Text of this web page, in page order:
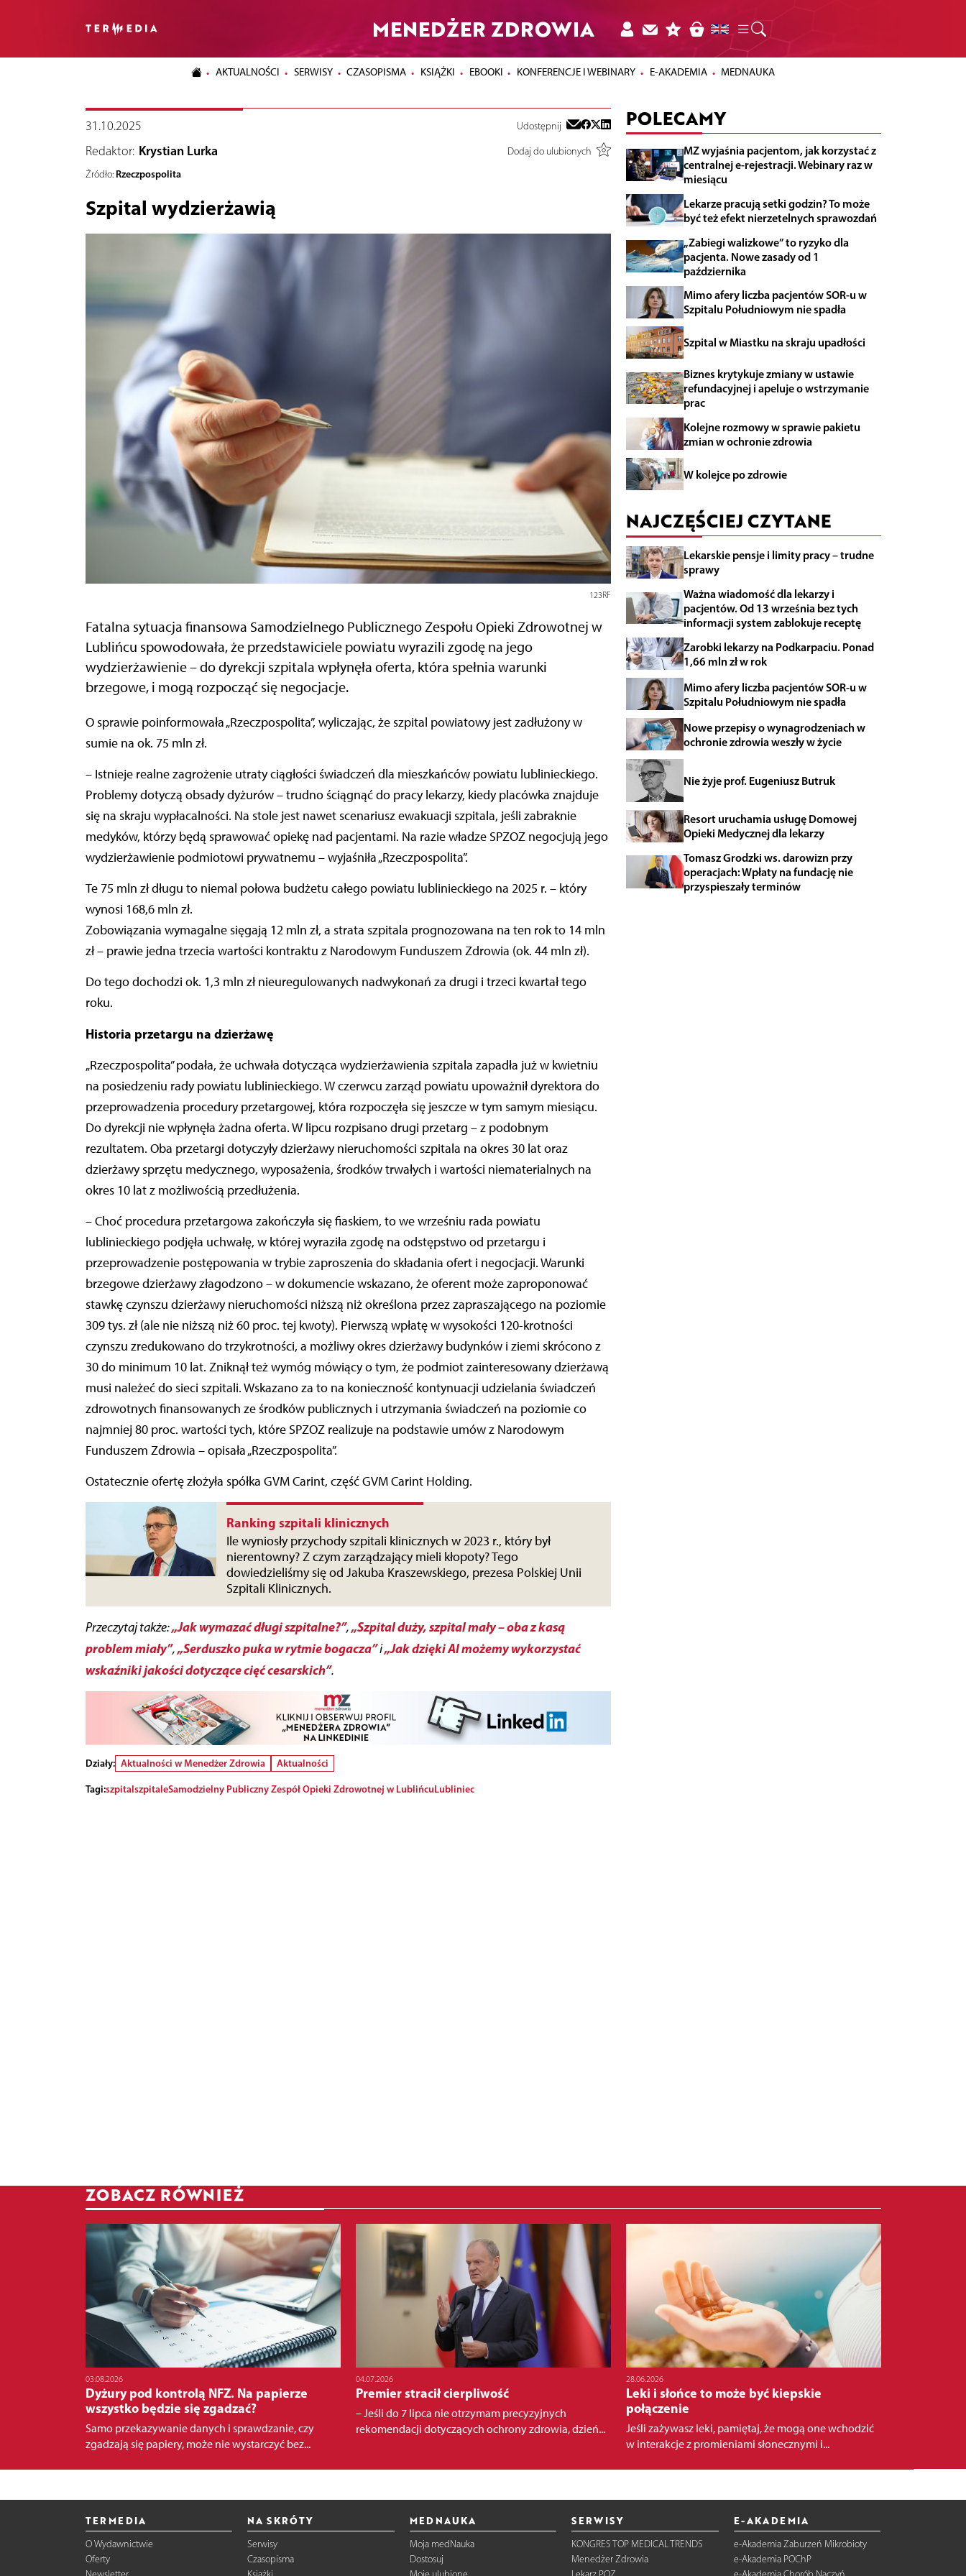
MENEDŻER ZDROWIA
AKTUALNOŚCI SERWISY CZASOPISMA KSIĄŻKI EBOOKI KONFERENCJE I WEBINARY E-AKADEMIA MEDNAUKA
31.10.2025 Udostępnij
Redaktor: Krystian Lurka
Dodaj do ulubionych
Źródło: Rzeczpospolita
Szpital wydzierżawią
123RF
Fatalna sytuacja finansowa Samodzielnego Publicznego Zespołu Opieki Zdrowotnej w
Lublińcu spowodowała, że przedstawiciele powiatu wyrazili zgodę na jego
wydzierżawienie – do dyrekcji szpitala wpłynęła oferta, która spełnia warunki
brzegowe, i mogą rozpocząć się negocjacje.
O sprawie poinformowała „Rzeczpospolita”, wyliczając, że szpital powiatowy jest zadłużony w
sumie na ok. 75 mln zł.
– Istnieje realne zagrożenie utraty ciągłości świadczeń dla mieszkańców powiatu lublinieckiego.
Problemy dotyczą obsady dyżurów – trudno ściągnąć do pracy lekarzy, kiedy placówka znajduje
się na skraju wypłacalności. Na stole jest nawet scenariusz ewakuacji szpitala, jeśli zabraknie
medyków, którzy będą sprawować opiekę nad pacjentami. Na razie władze SPZOZ negocjują jego
wydzierżawienie podmiotowi prywatnemu – wyjaśniła „Rzeczpospolita”.
Te 75 mln zł długu to niemal połowa budżetu całego powiatu lublinieckiego na 2025 r. – który
wynosi 168,6 mln zł.
Zobowiązania wymagalne sięgają 12 mln zł, a strata szpitala prognozowana na ten rok to 14 mln
zł – prawie jedna trzecia wartości kontraktu z Narodowym Funduszem Zdrowia (ok. 44 mln zł).
Do tego dochodzi ok. 1,3 mln zł nieuregulowanych nadwykonań za drugi i trzeci kwartał tego
roku.
Historia przetargu na dzierżawę
„Rzeczpospolita” podała, że uchwała dotycząca wydzierżawienia szpitala zapadła już w kwietniu
na posiedzeniu rady powiatu lublinieckiego. W czerwcu zarząd powiatu upoważnił dyrektora do
przeprowadzenia procedury przetargowej, która rozpoczęła się jeszcze w tym samym miesiącu.
Do dyrekcji nie wpłynęła żadna oferta. W lipcu rozpisano drugi przetarg – z podobnym
rezultatem. Oba przetargi dotyczyły dzierżawy nieruchomości szpitala na okres 30 lat oraz
dzierżawy sprzętu medycznego, wyposażenia, środków trwałych i wartości niematerialnych na
okres 10 lat z możliwością przedłużenia.
– Choć procedura przetargowa zakończyła się fiaskiem, to we wrześniu rada powiatu
lublinieckiego podjęła uchwałę, w której wyraziła zgodę na odstępstwo od przetargu i
przeprowadzenie postępowania w trybie zaproszenia do składania ofert i negocjacji. Warunki
brzegowe dzierżawy złagodzono – w dokumencie wskazano, że oferent może zaproponować
stawkę czynszu dzierżawy nieruchomości niższą niż określona przez zapraszającego na poziomie
309 tys. zł (ale nie niższą niż 60 proc. tej kwoty). Pierwszą wpłatę w wysokości 120-krotności
czynszu zredukowano do trzykrotności, a możliwy okres dzierżawy budynków i ziemi skrócono z
30 do minimum 10 lat. Zniknął też wymóg mówiący o tym, że podmiot zainteresowany dzierżawą
musi należeć do sieci szpitali. Wskazano za to na konieczność kontynuacji udzielania świadczeń
zdrowotnych finansowanych ze środków publicznych i utrzymania świadczeń na poziomie co
najmniej 80 proc. wartości tych, które SPZOZ realizuje na podstawie umów z Narodowym
Funduszem Zdrowia – opisała „Rzeczpospolita”.
Ostatecznie ofertę złożyła spółka GVM Carint, część GVM Carint Holding.
Ranking szpitali klinicznych
Ile wyniosły przychody szpitali klinicznych w 2023 r., który był
nierentowny? Z czym zarządzający mieli kłopoty? Tego
dowiedzieliśmy się od Jakuba Kraszewskiego, prezesa Polskiej Unii
Szpitali Klinicznych.
Przeczytaj także:„Jak wymazać długi szpitalne?”,„Szpital duży, szpital mały – oba z kasą
problem miały”,„Serduszko puka w rytmie bogacza”i„Jak dzięki AI możemy wykorzystać
wskaźniki jakości dotyczące cięć cesarskich”.
Działy: Aktualności w Menedżer Zdrowia
Aktualności
Tagi:szpitalszpitaleSamodzielny Publiczny Zespół Opieki Zdrowotnej w LublińcuLubliniec
POLECAMY
MZ wyjaśnia pacjentom, jak korzystać z
centralnej e-rejestracji. Webinary raz w
miesiącu
Lekarze pracują setki godzin? To może
być też efekt nierzetelnych sprawozdań
„Zabiegi walizkowe” to ryzyko dla
pacjenta. Nowe zasady od 1
października
Mimo afery liczba pacjentów SOR-u w
Szpitalu Południowym nie spadła
Szpital w Miastku na skraju upadłości
Biznes krytykuje zmiany w ustawie
refundacyjnej i apeluje o wstrzymanie
prac
Kolejne rozmowy w sprawie pakietu
zmian w ochronie zdrowia
W kolejce po zdrowie
NAJCZĘŚCIEJ CZYTANE
Lekarskie pensje i limity pracy – trudne
sprawy
Ważna wiadomość dla lekarzy i
pacjentów. Od 13 września bez tych
informacji system zablokuje receptę
Zarobki lekarzy na Podkarpaciu. Ponad
1,66 mln zł w rok
Mimo afery liczba pacjentów SOR-u w
Szpitalu Południowym nie spadła
Nowe przepisy o wynagrodzeniach w
ochronie zdrowia weszły w życie
Nie żyje prof. Eugeniusz Butruk
Resort uruchamia usługę Domowej
Opieki Medycznej dla lekarzy
Tomasz Grodzki ws. darowizn przy
operacjach: Wpłaty na fundację nie
przyspieszały terminów
ZOBACZ RÓWNIEŻ
03.08.2026
Dyżury pod kontrolą NFZ. Na papierze
wszystko będzie się zgadzać?
Samo przekazywanie danych i sprawdzanie, czy
zgadzają się papiery, może nie wystarczyć bez...
04.07.2026
Premier stracił cierpliwość
– Jeśli do 7 lipca nie otrzymam precyzyjnych
rekomendacji dotyczących ochrony zdrowia, dzień...
28.06.2026
Leki i słońce to może być kiepskie
połączenie
Jeśli zażywasz leki, pamiętaj, że mogą one wchodzić
w interakcje z promieniami słonecznymi i...
TERMEDIA
O Wydawnictwie
Oferty
NA SKRÓTY
Serwisy
Czasopisma
MEDNAUKA
Moja medNauka
Dostosuj
SERWISY
KONGRES TOP MEDICAL TRENDS
Menedżer Zdrowia
E-AKADEMIA
e-Akademia Zaburzeń Mikrobioty
e-Akademia POChP